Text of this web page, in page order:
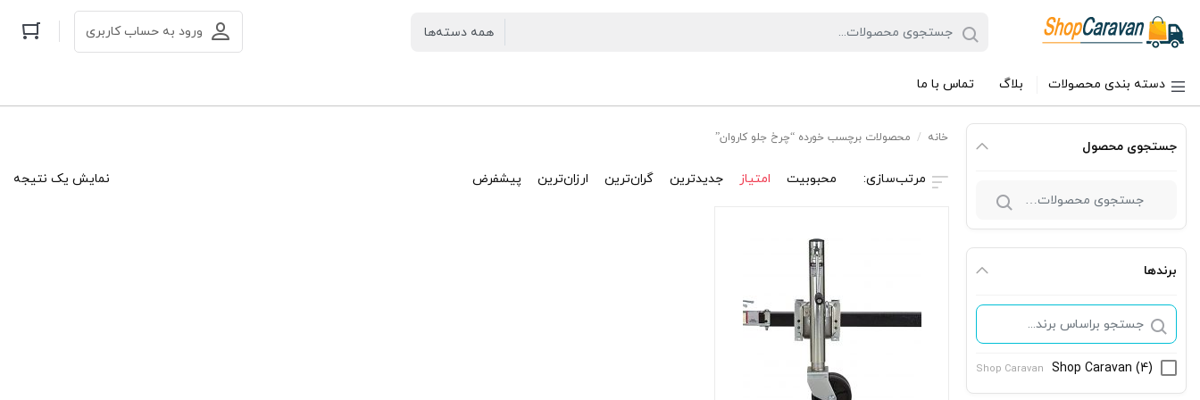
ورود به حساب کاربری
دسته بندی محصولات بلاگ تماس با ما
جستجوی محصول
برندها
Shop Caravan (4)
Shop Caravan
خانه / محصولات برچسب خورده “چرخ جلو کاروان”
نمایش یک نتیجه محبوبیت امتیاز جدیدترین گران‌ترین ارزان‌ترین پیشفرض